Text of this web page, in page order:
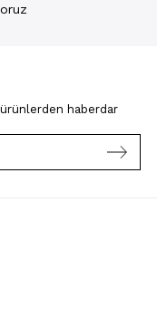
haberdar